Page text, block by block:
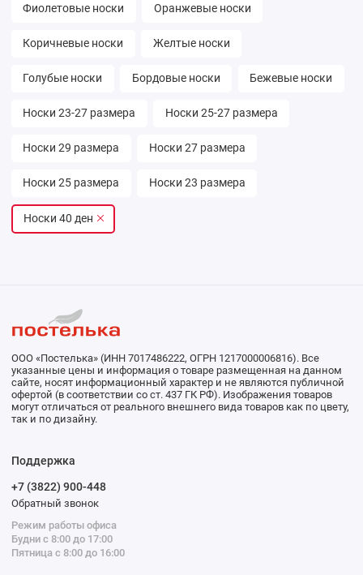
Фиолетовые носки Оранжевые носки
Коричневые носки Желтые носки
Голубые носки Бордовые носки Бежевые носки
Носки 23-27 размера Носки 25-27 размера
Носки 29 размера Носки 27 размера
Носки 25 размера Носки 23 размера
Носки 40 ден
ООО «Постелька» (ИНН 7017486222, ОГРН 1217000006816). Все
указанные цены и информация о товаре размещенная на данном
сайте, носят информационный характер и не являются публичной
офертой (в соответствии со ст. 437 ГК РФ). Изображения товаров
могут отличаться от реального внешнего вида товаров как по цвету,
так и по дизайну.
Поддержка
+7 (3822) 900-448
Обратный звонок
Режим работы офиса
Будни с 8:00 до 17:00
Пятница с 8:00 до 16:00